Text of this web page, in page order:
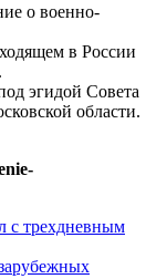
о военно-
в России
эгидой Совета
области.
с трехдневным